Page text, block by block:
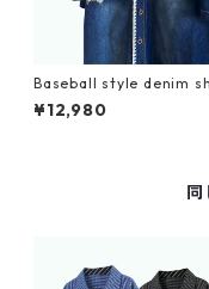
Baseball style denim
D0201
¥12,980
同